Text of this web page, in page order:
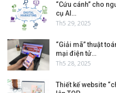
“Cứu cánh” cho
cụ AI…
Th5 29, 2025
“Giải mã” thuật
mại điện tử…
Th5 28, 2025
Thiết kế website